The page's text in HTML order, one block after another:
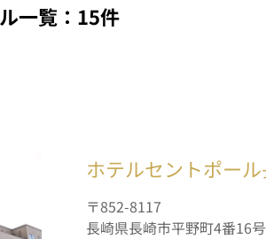
一覧：15件
ホテルセントポー
〒852-8117
長崎県長崎市平野町4番16号